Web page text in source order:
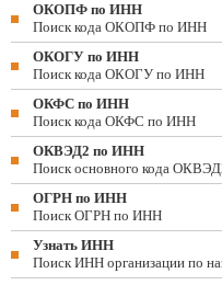
ОКОПФ по ИНН
Поиск кода ОКОПФ по ИНН
ОКОГУ по ИНН
Поиск кода ОКОГУ по ИНН
ОКФС по ИНН
Поиск кода ОКФС по ИНН
ОКВЭД2 по ИНН
Поиск основного кода
ОГРН по ИНН
Поиск ОГРН по ИНН
Узнать ИНН
Поиск ИНН организации по